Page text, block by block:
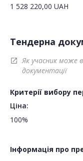
1 528 220,00 UAH
Тендерна
open_in_new
Як учасник може
документації
Критерії вибору
Ціна:
100%
Інформація про